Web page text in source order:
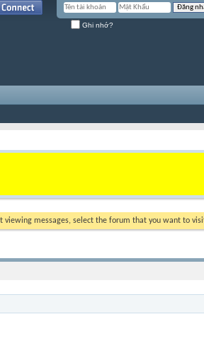
Ghi nhớ?
viewing messages, select the forum that you want to